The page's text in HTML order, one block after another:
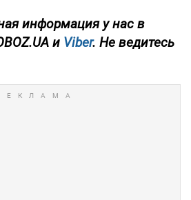
информация у нас в
и Viber. Не ведитесь